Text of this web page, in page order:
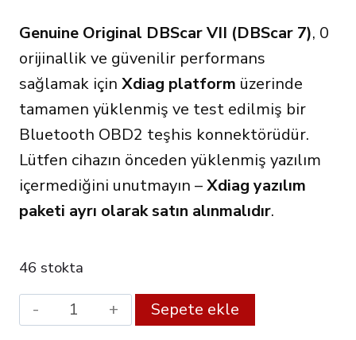
Genuine Original DBScar VII (DBScar 7), 0
orijinallik ve güvenilir performans
sağlamak için Xdiag platform üzerinde
tamamen yüklenmiş ve test edilmiş bir
Bluetooth OBD2 teşhis konnektörüdür.
Lütfen cihazın önceden yüklenmiş yazılım
içermediğini unutmayın –Xdiag yazılım
paketi ayrı olarak satın alınmalıdır.
46 stokta
Launch
DBScar
Sepete ekle